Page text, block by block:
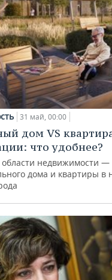
31 май, 00:00
дом VS
что удобнее?
недвижимости
дома и квартиры в